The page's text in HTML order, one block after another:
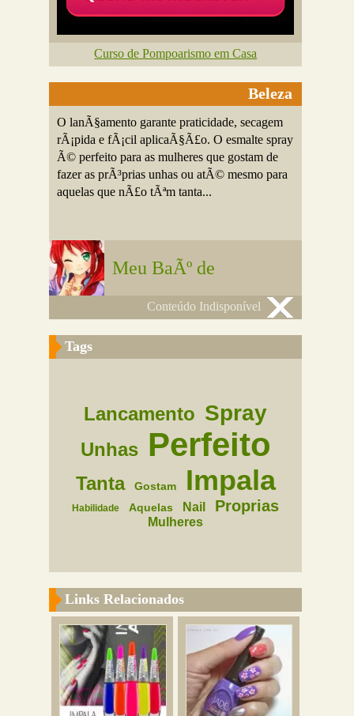
Curso de Pompoarismo em Casa
Beleza
O lanÃ§amento garante praticidade, secagem
rÃ¡pida e fÃ¡cil aplicaÃ§Ã£o. O esmalte spray
Ã© perfeito para as mulheres que gostam de
fazer as prÃ³prias unhas ou atÃ© mesmo para
aquelas que nÃ£o tÃªm tanta...
Meu BaÃº de
Conteúdo Indisponível
Tags
Lancamento Spray
Unhas Perfeito
Tanta Gostam Impala
Habilidade Aquelas Nail Proprias
Mulheres
Links Relacionados